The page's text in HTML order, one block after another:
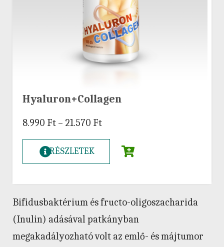
Hyaluron+Collagen
8.990 Ft – 21.570 Ft
RÉSZLETEK
Bifidusbaktérium és fructo-oligoszacharida
(Inulin) adásával patkányban
megakadályozható volt az emlő- és májtumor